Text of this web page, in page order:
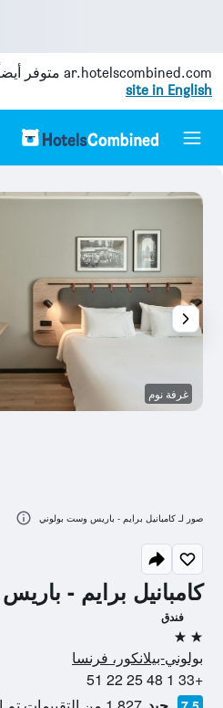
ar.hotelscombined.com متوفر
site in English
كامبانيل برايم -
فندق
2 نجمتين
بولوني-بيلانكور، فرنسا
+33 1 48 25 22 51
غرفة نوم
صور لـ كامبانيل برايم - باريس وست بولوني